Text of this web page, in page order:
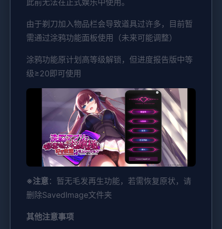
此前无法在正式娱乐中使用。
由于剃刀加入物品栏会导致道具过许多，目前暂
需通过涂鸦功能面板使用（未来可能调整）
涂鸦功能原计划高等级解锁，但进度报告版中等
级≥20即可使用
※注意：暂无毛发再生功能，若需恢复原状，请
删除SavedImage文件夹
其他注意事项